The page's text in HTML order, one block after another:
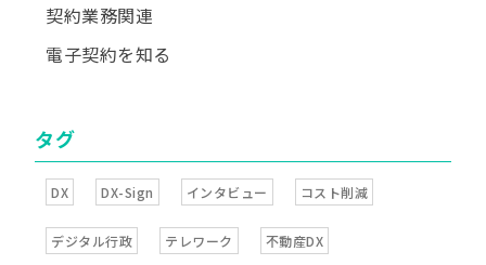
契約業務関連
電子契約を知る
タグ
DX DX-Sign インタビュー コスト削減
デジタル行政 テレワーク 不動産DX